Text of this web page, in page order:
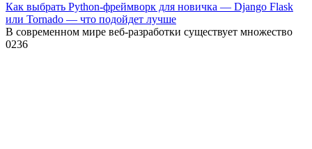
Как выбрать Python-фреймворк для новичка — Django Flask
или Tornado — что подойдет лучше
В современном мире веб-разработки существует множество
0236